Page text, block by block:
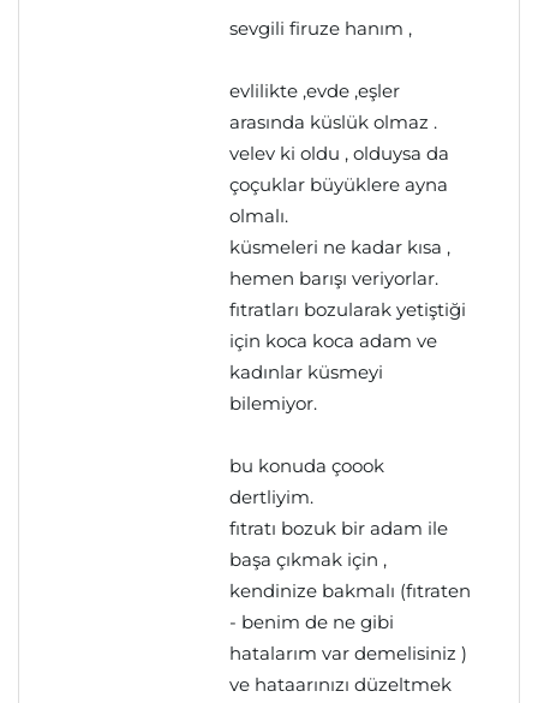
sevgili firuze hanım ,
evlilikte ,evde ,eşler
arasında küslük olmaz .
velev ki oldu , olduysa da
çoçuklar büyüklere ayna
olmalı.
küsmeleri ne kadar kısa ,
hemen barışı veriyorlar.
fıtratları bozularak yetiştiği
için koca koca adam ve
kadınlar küsmeyi
bilemiyor.
bu konuda çoook
dertliyim.
fıtratı bozuk bir adam ile
başa çıkmak için ,
kendinize bakmalı (fıtraten
- benim de ne gibi
hatalarım var demelisiniz )
ve hataarınızı düzeltmek